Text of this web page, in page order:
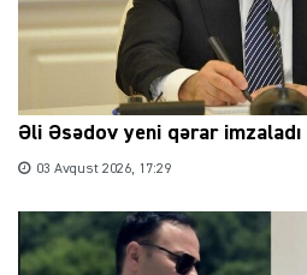
Əli Əsədov yeni qərar imzaladı
03 Avqust 2026, 17:29